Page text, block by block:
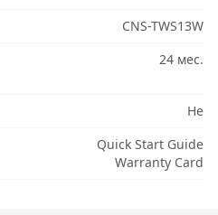
CNS-TWS13W
24 мес.
Не
Quick Start Guide
Warranty Card